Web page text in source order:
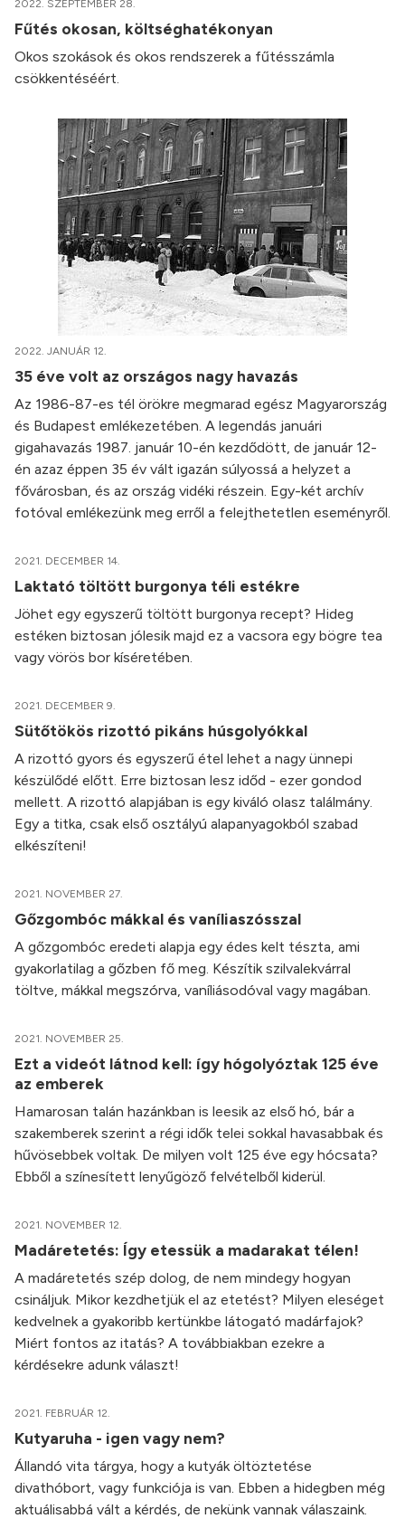
2022. SZEPTEMBER 28.
Fűtés okosan, költséghatékonyan
Okos szokások és okos rendszerek a fűtésszámla
csökkentéséért.
2022. JANUÁR 12.
35 éve volt az országos nagy havazás
Az 1986-87-es tél örökre megmarad egész Magyarország
és Budapest emlékezetében. A legendás januári
gigahavazás 1987. január 10-én kezdődött, de január 12-
én azaz éppen 35 év vált igazán súlyossá a helyzet a
fővárosban, és az ország vidéki részein. Egy-két archív
fotóval emlékezünk meg erről a felejthetetlen eseményről.
2021. DECEMBER 14.
Laktató töltött burgonya téli estékre
Jöhet egy egyszerű töltött burgonya recept? Hideg
estéken biztosan jólesik majd ez a vacsora egy bögre tea
vagy vörös bor kíséretében.
2021. DECEMBER 9.
Sütőtökös rizottó pikáns húsgolyókkal
A rizottó gyors és egyszerű étel lehet a nagy ünnepi
készülődé előtt. Erre biztosan lesz időd - ezer gondod
mellett. A rizottó alapjában is egy kiváló olasz találmány.
Egy a titka, csak első osztályú alapanyagokból szabad
elkészíteni!
2021. NOVEMBER 27.
Gőzgombóc mákkal és vaníliaszósszal
A gőzgombóc eredeti alapja egy édes kelt tészta, ami
gyakorlatilag a gőzben fő meg. Készítik szilvalekvárral
töltve, mákkal megszórva, vaníliásodóval vagy magában.
2021. NOVEMBER 25.
Ezt a videót látnod kell: így hógolyóztak 125 éve
az emberek
Hamarosan talán hazánkban is leesik az első hó, bár a
szakemberek szerint a régi idők telei sokkal havasabbak és
hűvösebbek voltak. De milyen volt 125 éve egy hócsata?
Ebből a színesített lenyűgöző felvételből kiderül.
2021. NOVEMBER 12.
Madáretetés: Így etessük a madarakat télen!
A madáretetés szép dolog, de nem mindegy hogyan
csináljuk. Mikor kezdhetjük el az etetést? Milyen eleséget
kedvelnek a gyakoribb kertünkbe látogató madárfajok?
Miért fontos az itatás? A továbbiakban ezekre a
kérdésekre adunk választ!
2021. FEBRUÁR 12.
Kutyaruha - igen vagy nem?
Állandó vita tárgya, hogy a kutyák öltöztetése
divathóbort, vagy funkciója is van. Ebben a hidegben még
aktuálisabbá vált a kérdés, de nekünk vannak válaszaink.